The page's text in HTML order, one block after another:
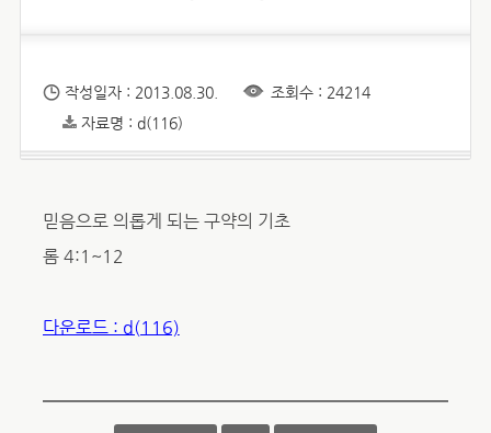
작성일자 : 2013.08.30.
조회수 : 24214
자료명 : d(116)
믿음으로 의롭게 되는 구약의 기초
롬 4:1~12
다운로드 : d(116)